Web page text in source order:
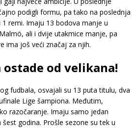
podigli formu, pa tako na poslednja
remi. Imaju 13 bodova manje u
ali i dvije utakmice manje, pa
ima još veći značaj za njih.
ostade od velikana!
fudbala, osvajali su 13 puta titulu, dva
Lige šampiona. Međutim,
razočaranje. Imaju samo jedan
godina. Prošle sezone su tek u